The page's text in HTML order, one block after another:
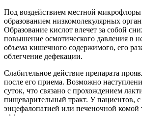
Под воздействием местной микрофлоры
образованием низкомолекулярных
Образование кислот влечет за собой
повышение осмотического давления в
объема кишечного содержимого, его
облегчение дефекации.
Слабительное действие препарата
после его приема. Возможно
суток, что связано с прохождением
пищеварительный тракт. У пациентов,
энцефалопатией или печеночной комой